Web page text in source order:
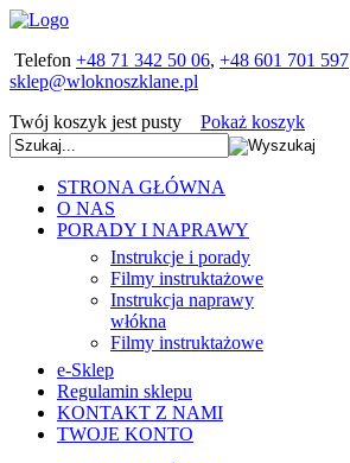
Telefon +48 71 342 50 06, +48 601 701 597
Twój koszyk jest pusty Pokaż koszyk
STRONA GŁÓWNA
O NAS
PORADY I NAPRAWY
Instrukcje i porady
Filmy instruktażowe
Instrukcja naprawy
włókna
Filmy instruktażowe
e-Sklep
Regulamin sklepu
KONTAKT Z NAMI
TWOJE KONTO